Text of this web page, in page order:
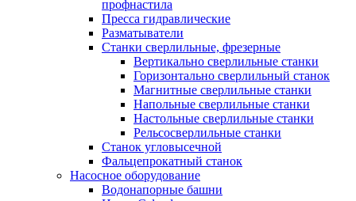
профнастила
Пресса гидравлические
Разматыватели
Станки сверлильные, фрезерные
Вертикально сверлильные станки
Горизонтально сверлильный станок
Магнитные сверлильные станки
Напольные сверлильные станки
Настольные сверлильные станки
Рельсосверлильные станки
Станок угловысечной
Фальцепрокатный станок
Насосное оборудование
Водонапорные башни